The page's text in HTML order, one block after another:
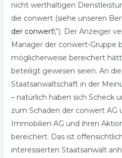
nicht werthaltigen
die conwert (siehe unseren
der conwert\”). Der Anzeiger
Manager der conwert-Gruppe
möglicherweise bereichert
beteiligt gewesen seien. An
Staatsanwaltschaft in der
– natürlich haben sich Scheck
zum Schaden der conwert AG
Immobilien AG und ihren
bereichert. Das ist
interessierten Staatsanwalt